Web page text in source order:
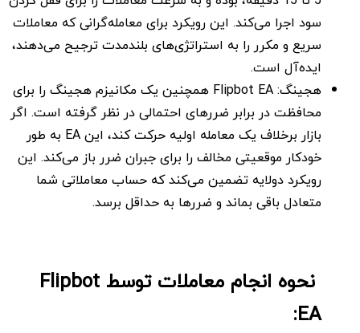
سود اجرا می‌کند. این رویکرد برای معامله‌گرانی که معاملات
سریع و مکرر را به استراتژی‌های بلندمدت ترجیح می‌دهند،
ایده‌آل است.
هجینگ: Flipbot EA همچنین یک مکانیزم هجینگ را برای
محافظت در برابر ضررهای احتمالی در نظر گرفته است. اگر
بازار برخلاف یک معامله اولیه حرکت کند، این EA به طور
خودکار موقعیتی مخالف را برای جبران ضرر باز می‌کند. این
رویکرد دو‌لایه تضمین می‌کند که حساب معاملاتی شما
متعادل باقی بماند و ضررها به حداقل برسد.
نحوه انجام معاملات توسط Flipbot
EA: